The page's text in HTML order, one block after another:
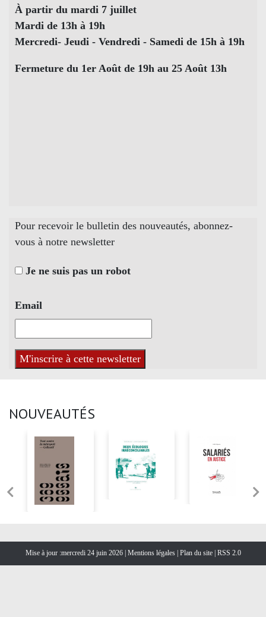
À partir du mardi 7 juillet
Mardi de 13h à 19h
Mercredi- Jeudi - Vendredi - Samedi de 15h à 19h
Fermeture du 1er Août de 19h au 25 Août 13h
Pour recevoir le bulletin des nouveautés, abonnez-
vous à notre newsletter
Je ne suis pas un robot
Email
NOUVEAUTÉS
Mise à jour :mercredi 24 juin 2026 | Mentions légales Plan du site RSS 2.0